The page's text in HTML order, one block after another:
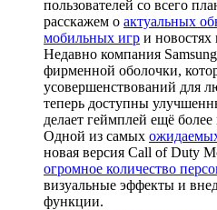
пользователей со всего
расскажем о актуальных
мобильных игр и новостях
Недавно компания Samsung
фирменной оболочки,
усовершенствований для
теперь доступны
делает геймплей ещё
Одной из самых
новая версия Call of Duty
огромное количество
визуальные эффекты и
функции.